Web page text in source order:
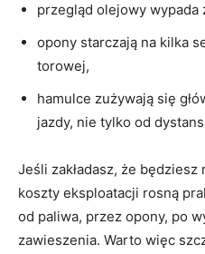
przegląd olejowy wypada
opony starczają na kilka
torowej,
hamulce zużywają się
jazdy, nie tylko od
Jeśli zakładasz, że
koszty eksploatacji rosną
od paliwa, przez opony, po
zawieszenia. Warto więc